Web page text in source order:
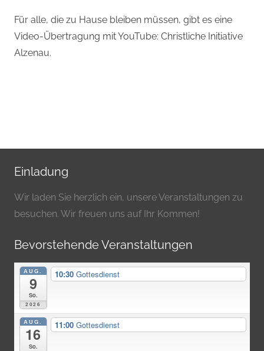
Für alle, die zu Hause bleiben müssen, gibt es eine
Video-Übertragung mit YouTube: Christliche Initiative
Alzenau.
Einladung
Wir laden Sie herzlich ein, unsere Veranstaltungen zu
besuchen. Wir freuen uns auf Ihr Kommen!
Bevorstehende Veranstaltungen
AUG.
9
So.
2026
10:30 Gottesdienst
AUG.
16
So.
11:00 Gottesdienst